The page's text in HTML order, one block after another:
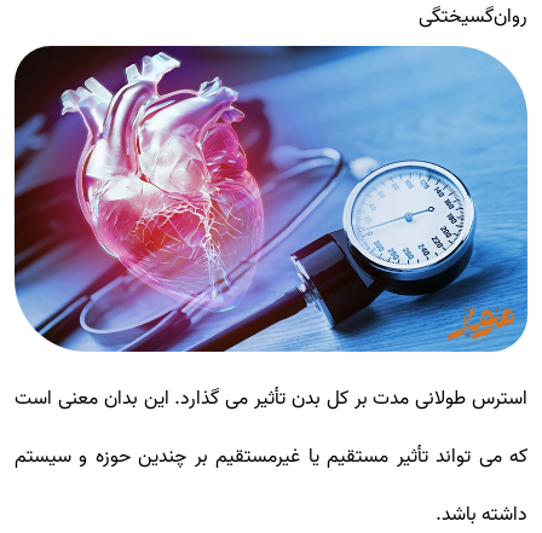
روان‌گسیختگی
استرس طولانی مدت بر کل بدن تأثیر می گذارد. این بدان معنی است
که می تواند تأثیر مستقیم یا غیرمستقیم بر چندین حوزه و سیستم
داشته باشد.